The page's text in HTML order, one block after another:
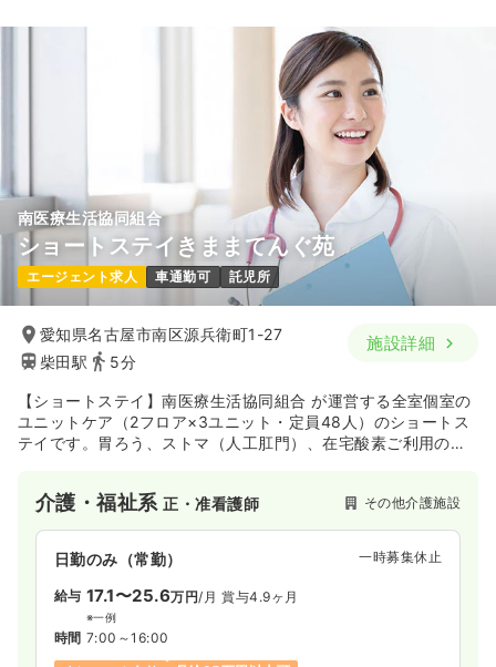
南医療生活協同組合
ショートステイきままてんぐ苑
エージェント求人 車通勤可 託児所
愛知県名古屋市南区源兵衛町1-27
柴田駅
5分
施設詳細
【ショートステイ】南医療生活協同組合 が運営する全室個室の
ユニットケア（2フロア×3ユニット・定員48人）のショートス
テイです。胃ろう、ストマ（人工肛門）、在宅酸素ご利用の方
介護・福祉系正・准看護師 その他介護施設
日勤のみ（常勤） 一時募集休止
給与 17.1〜25.6万円/月 賞与4.9ヶ月
※一例
時間 7:00～16:00